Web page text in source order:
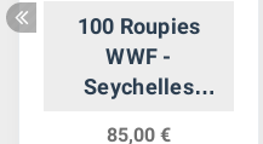
100 Roupies
WWF -
Seychelles
85,00 €